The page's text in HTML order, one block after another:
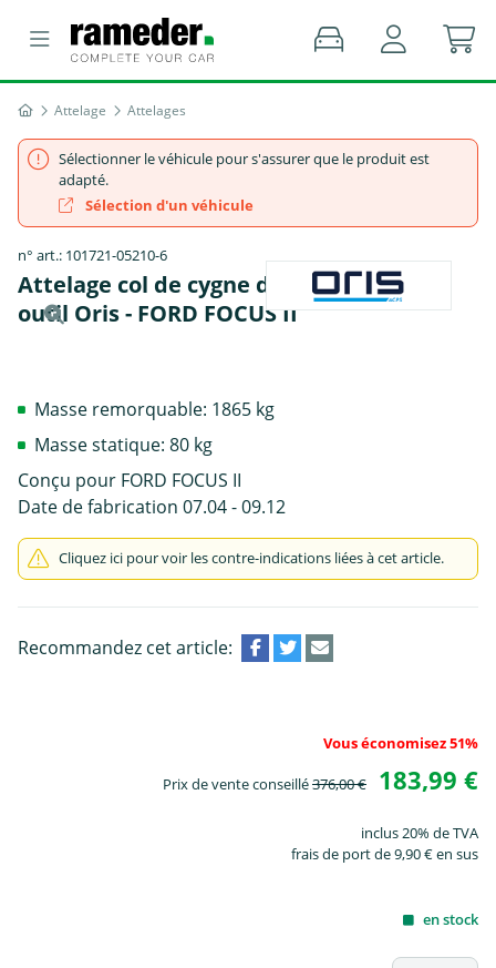
Attelage Attelages
Sélectionner le véhicule pour s'assurer que le produit est
adapté.
Sélection d'un véhicule
n° art.: 101721-05210-6
Attelage col de cygne démontable avec
outil Oris - FORD FOCUS II
Masse remorquable: 1865 kg
Masse statique: 80 kg
Conçu pour FORD FOCUS II
Date de fabrication 07.04 - 09.12
Cliquez ici pour voir les contre-indications liées à cet article.
Recommandez cet article:
Vous économisez 51%
Prix de vente conseillé376,00 € 183,99 €
inclus 20% de TVA
frais de port de 9,90 € en sus
en stock